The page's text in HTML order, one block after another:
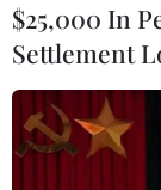
TIN LIÊN
$25,000 In
Settlement